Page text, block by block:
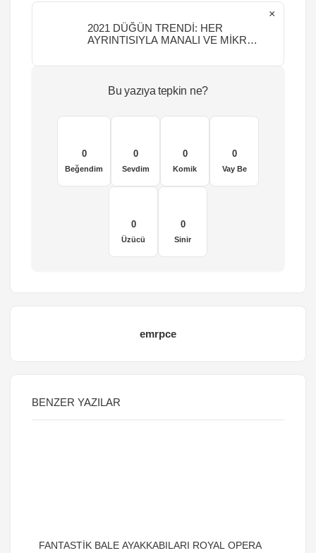
2021 DÜĞÜN TRENDİ: HER
AYRINTISIYLA MANALI VE MİKRO
×
Bu yazıya tepkin ne?
0
Beğendim
0
Sevdim
0
Komik
0
Vay Be
0
Üzücü
0
Sinir
emrpce
BENZER YAZILAR
FANTASTİK BALE AYAKKABILARI ROYAL OPERA